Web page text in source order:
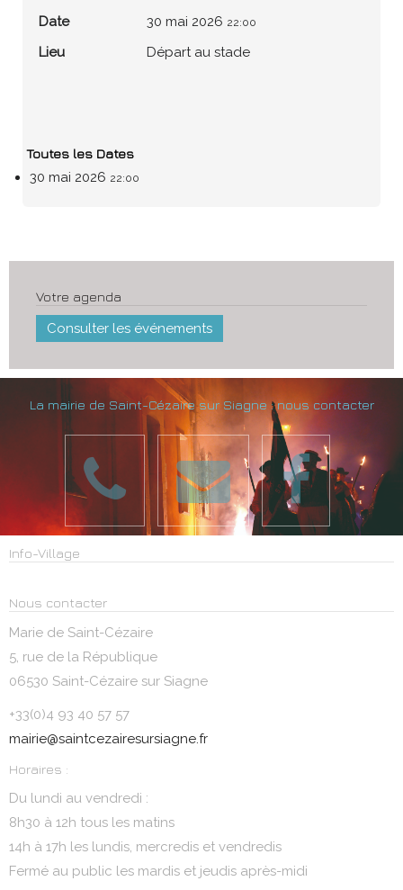
Date
30 mai 2026 22:00
Lieu Départ au stade
Toutes les Dates
30 mai 2026 22:00
Votre agenda
Consulter les événements
La mairie de Saint-Cézaire sur Siagne : nous contacter
Info-Village
Nous contacter
Marie de Saint-Cézaire
5, rue de la République
06530 Saint-Cézaire sur Siagne
+33(0)4 93 40 57 57
mairie@saintcezairesursiagne.fr
Horaires :
Du lundi au vendredi :
8h30 à 12h tous les matins
14h à 17h les lundis, mercredis et vendredis
Fermé au public les mardis et jeudis après-midi